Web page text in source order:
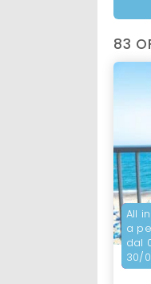
83
All
a
dal
30/